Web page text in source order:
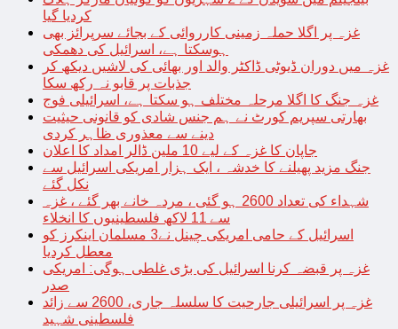
کردیا گیا
غزہ پر اگلا حملہ زمینی کارروائی کے بجائے سرپرائز بھی
ہوسکتا ہے، اسرائیل کی دھمکی
غزہ میں دوران ڈیوٹی ڈاکٹر والد اور بھائی کی لاشیں دیکھ کر
جذبات پر قابو نہ رکھ سکا
غزہ جنگ کا اگلا مرحلہ مختلف ہو سکتا ہے، اسرائیلی فوج
بھارتی سپریم کورٹ نے ہم جنس شادی کو قانونی حیثیت
دینے سے معذوری ظاہر کردی
جاپان کا غزہ کے لیے 10 ملین ڈالر امداد کا اعلان
جنگ مزید پھیلنے کا خدشہ ، ایک ہزار امریکی اسرائیل سے
نکل گئے
شہداء کی تعداد 2600 ہو گئی ، مردہ خانے بھر گئے ، غزہ
سے 11 لاکھ فلسطینیوں کا انخلاء
اسرائیل کے حامی امریکی چینل نے3 مسلمان اینکرز کو
معطل کردیا
غزہ پر قبضہ کرنا اسرائیل کی بڑی غلطی ہوگی: امریکی
صدر
غزہ پر اسرائیلی جارحیت کا سلسلہ جاری، 2600 سے زائد
فلسطینی شہید